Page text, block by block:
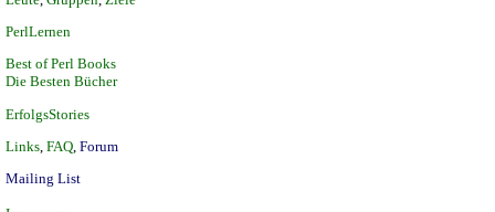
PerlLernen
Best of Perl Books
Die Besten Bücher
ErfolgsStories
Links FAQ Forum
Mailing List